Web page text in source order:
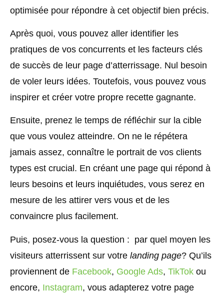
optimisée pour répondre à cet objectif bien précis.
Après quoi, vous pouvez aller identifier les
pratiques de vos concurrents et les facteurs clés
de succès de leur page d’atterrissage. Nul besoin
de voler leurs idées. Toutefois, vous pouvez vous
inspirer et créer votre propre recette gagnante.
Ensuite, prenez le temps de réfléchir sur la cible
que vous voulez atteindre. On ne le répétera
jamais assez, connaître le portrait de vos clients
types est crucial. En créant une page qui répond à
leurs besoins et leurs inquiétudes, vous serez en
mesure de les attirer vers vous et de les
convaincre plus facilement.
Puis, posez-vous la question : par quel moyen les
visiteurs atterrissent sur votre landing page? Qu’ils
proviennent de Facebook, Google Ads, TikTok ou
encore, Instagram, vous adapterez votre page